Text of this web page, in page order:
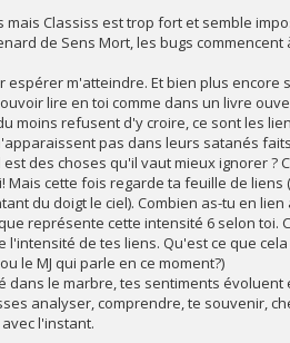
mais Classiss est trop fort et semble
de Sens Mort, les bugs
espérer m'atteindre. Et bien plus
lire en toi comme dans un livre
moins refusent d'y croire, ce sont les
pas dans leurs satanés
des choses qu'il vaut mieux ignorer
Mais cette fois regarde ta feuille de
du doigt le ciel). Combien as-tu en
représente cette intensité 6 selon
de tes liens. Qu'est ce que
le MJ qui parle en ce moment?)
dans le marbre, tes sentiments
analyser, comprendre, te souvenir,
l'instant.